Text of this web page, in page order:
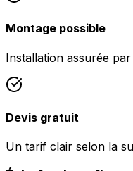
Montage possible
Installation assurée
Devis gratuit
Un tarif clair selon la